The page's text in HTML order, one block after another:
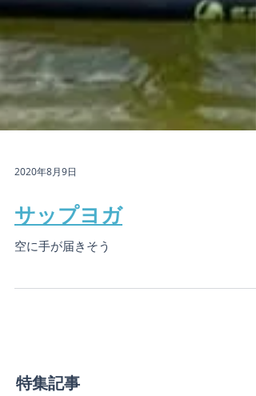
2020年8月9日
サップヨガ
空に手が届きそう